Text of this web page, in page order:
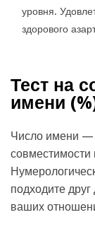
уровня.
здорового
Тест на
имени (
Число имени —
подходите
ваших